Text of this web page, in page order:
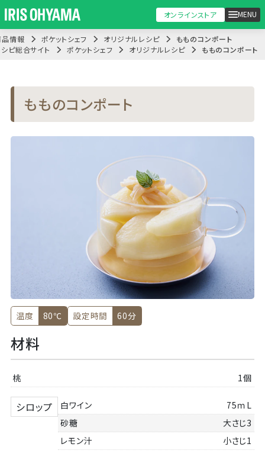
オンラインストア MENU
品情報 ポケットシェフ オリジナルレシピ
もものコンポート
ピ総合サイト
ポケットシェフ オリジナルレシピ もものコンポート
もものコンポート
温度 80℃ 設定時間 60分
材料
桃 1個
シロップ 白ワイン
75ｍL
砂糖
大さじ3
レモン汁
小さじ1